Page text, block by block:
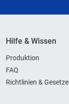
Hilfe & Wissen
Produktion
FAQ
Richtlinien & Gesetze